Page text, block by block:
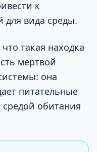
к
вида среды.
такая находка
мёртвой
она
питательные
обитания